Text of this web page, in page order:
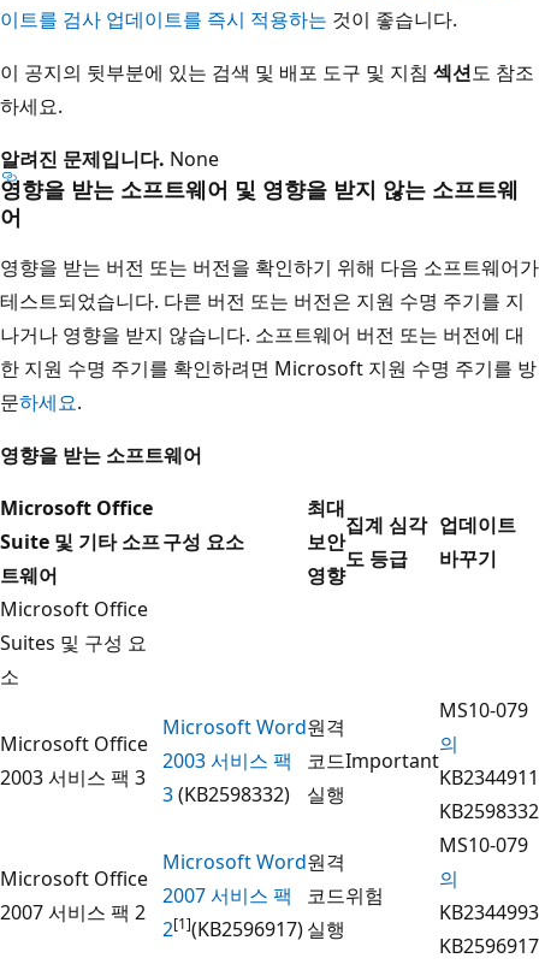
이트를 검사 업데이트를 즉시 적용하는 것이 좋습니다.
이 공지의 뒷부분에 있는 검색 및 배포 도구 및 지침 섹션도 참조
하세요.
알려진 문제입니다. None
영향을 받는 소프트웨어 및 영향을 받지 않는 소프트웨
어
영향을 받는 버전 또는 버전을 확인하기 위해 다음 소프트웨어가
테스트되었습니다. 다른 버전 또는 버전은 지원 수명 주기를 지
나거나 영향을 받지 않습니다. 소프트웨어 버전 또는 버전에 대
한 지원 수명 주기를 확인하려면 Microsoft 지원 수명 주기를 방
문하세요.
영향을 받는 소프트웨어
Microsoft Office
Suite 및 기타 소프
트웨어
구성 요소
최대
보안
영향
집계 심각
도 등급
업데이트
바꾸기
Microsoft Office
Suites 및 구성 요
소
Microsoft Office
2003 서비스 팩 3
Microsoft Word
2003 서비스 팩
3(KB2598332)
원격
코드
실행
Important
MS10-079
의
KB2344911
KB2598332
Microsoft Office
2007 서비스 팩 2
Microsoft Word
2007 서비스 팩
2[1](KB2596917)
원격
코드
실행
위험
MS10-079
의
KB2344993
KB2596917